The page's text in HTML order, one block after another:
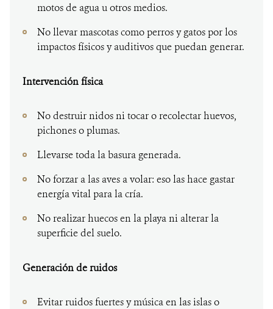
motos de agua u otros medios.
No llevar mascotas como perros y gatos por los
impactos físicos y auditivos que puedan generar.
Intervención física
No destruir nidos ni tocar o recolectar huevos,
pichones o plumas.
Llevarse toda la basura generada.
No forzar a las aves a volar: eso las hace gastar
energía vital para la cría.
No realizar huecos en la playa ni alterar la
superficie del suelo.
Generación de ruidos
Evitar ruidos fuertes y música en las islas o